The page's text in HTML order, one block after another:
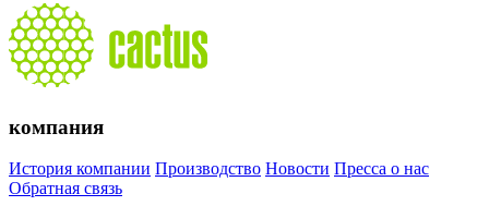
компания
История компании Производство Новости Пресса о нас
Обратная связь